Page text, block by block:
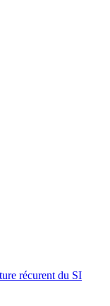
récurent du SI